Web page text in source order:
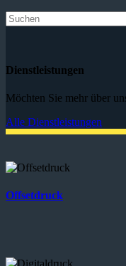
Dienstleistungen
Möchten Sie mehr über
Alle Dienstleistungen
Offsetdruck